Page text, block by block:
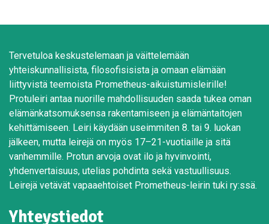
Tervetuloa keskustelemaan ja väittelemään
yhteiskunnallisista, filosofisisista ja omaan elämään
liittyvistä teemoista Prometheus-aikuistumisleirille!
Protuleiri antaa nuorille mahdollisuuden saada tukea oman
elämänkatsomuksensa rakentamiseen ja elämäntaitojen
kehittämiseen. Leiri käydään useimmiten 8. tai 9. luokan
jälkeen, mutta leirejä on myös 17–21-vuotiaille ja sitä
vanhemmille. Protun arvoja ovat ilo ja hyvinvointi,
yhdenvertaisuus, utelias pohdinta sekä vastuullisuus.
Leirejä vetävät vapaaehtoiset Prometheus-leirin tuki ry:ssä.
Yhteystiedot